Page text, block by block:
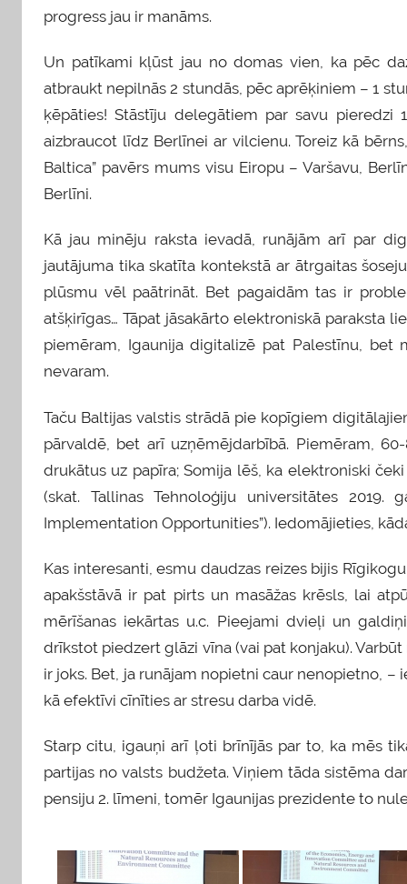
progress jau ir manāms.
Un patīkami kļūst jau no domas vien, ka pēc
atbraukt nepilnās 2 stundās, pēc aprēķiniem – 1
ķēpāties! Stāstīju delegātiem par savu
aizbraucot līdz Berlīnei ar vilcienu. Toreiz kā
Baltica” pavērs mums visu Eiropu – Varšavu,
Berlīni.
Kā jau minēju raksta ievadā, runājām arī par
jautājuma tika skatīta kontekstā ar ātrgaitas
plūsmu vēl paātrināt. Bet pagaidām tas ir
atšķirīgas… Tāpat jāsakārto elektroniskā paraksta
piemēram, Igaunija digitalizē pat Palestīnu, bet
nevaram.
Taču Baltijas valstis strādā pie kopīgiem
pārvaldē, bet arī uzņēmējdarbībā. Piemēram,
drukātus uz papīra; Somija lēš, ka elektroniski
(skat. Tallinas Tehnoloģiju universitātes 2019.
Implementation Opportunities”). Iedomājieties,
Kas interesanti, esmu daudzas reizes bijis
apakšstāvā ir pat pirts un masāžas krēsls, lai
mērīšanas iekārtas u.c. Pieejami dvieļi un
drīkstot piedzert glāzi vīna (vai pat konjaku).
ir joks. Bet, ja runājam nopietni caur nenopietno, –
kā efektīvi cīnīties ar stresu darba vidē.
Starp citu, igauņi arī ļoti brīnījās par to, ka mēs
partijas no valsts budžeta. Viņiem tāda sistēma
pensiju 2. līmeni, tomēr Igaunijas prezidente to